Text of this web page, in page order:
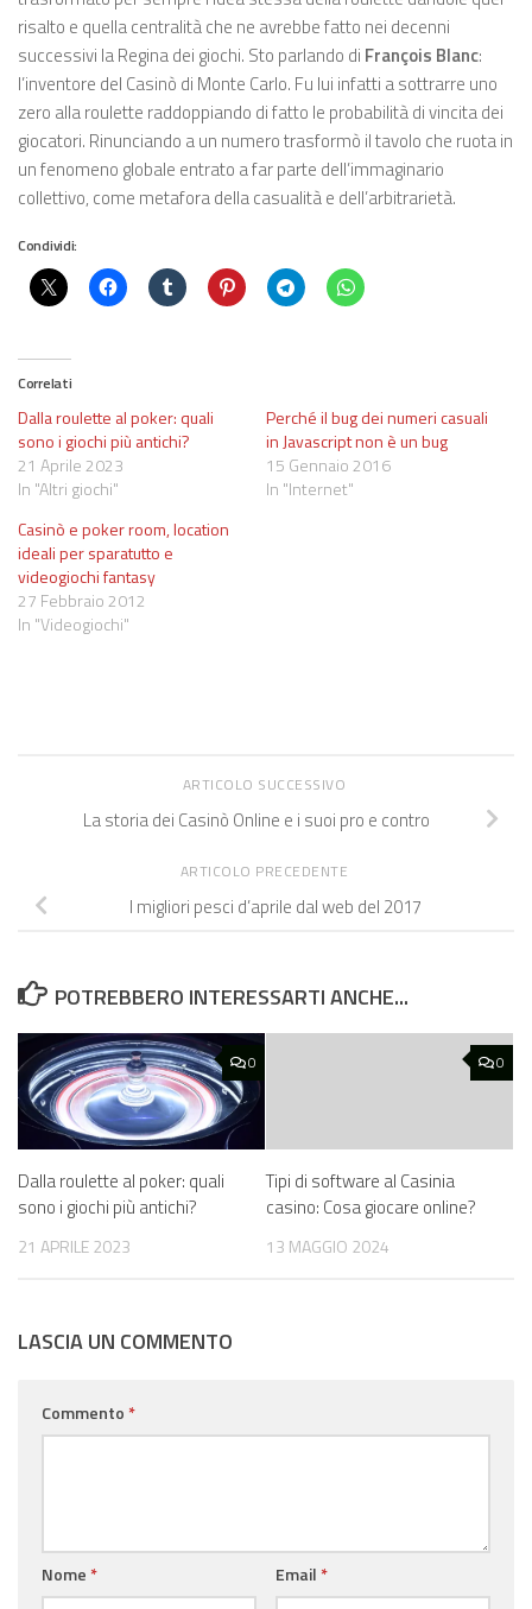
risalto e quella centralità che ne avrebbe fatto nei decenni
successivi la Regina dei giochi. Sto parlando di François Blanc:
l’inventore del Casinò di Monte Carlo. Fu lui infatti a sottrarre uno
zero alla roulette raddoppiando di fatto le probabilità di vincita dei
giocatori. Rinunciando a un numero trasformò il tavolo che ruota in
un fenomeno globale entrato a far parte dell’immaginario
collettivo, come metafora della casualità e dell’arbitrarietà.
Condividi:
Correlati
Dalla roulette al poker: quali
sono i giochi più antichi?
21 Aprile 2023
In "Altri giochi"
Perché il bug dei numeri casuali
in Javascript non è un bug
15 Gennaio 2016
In "Internet"
Casinò e poker room, location
ideali per sparatutto e
videogiochi fantasy
27 Febbraio 2012
In "Videogiochi"
ARTICOLO SUCCESSIVO
La storia dei Casinò Online e i suoi pro e contro
ARTICOLO PRECEDENTE
I migliori pesci d’aprile dal web del 2017
POTREBBERO INTERESSARTI ANCHE...
0
Dalla roulette al poker: quali
sono i giochi più antichi?
21 APRILE 2023
0
Tipi di software al Casinia
casino: Cosa giocare online?
13 MAGGIO 2024
LASCIA UN COMMENTO
Commento *
Nome * Email *